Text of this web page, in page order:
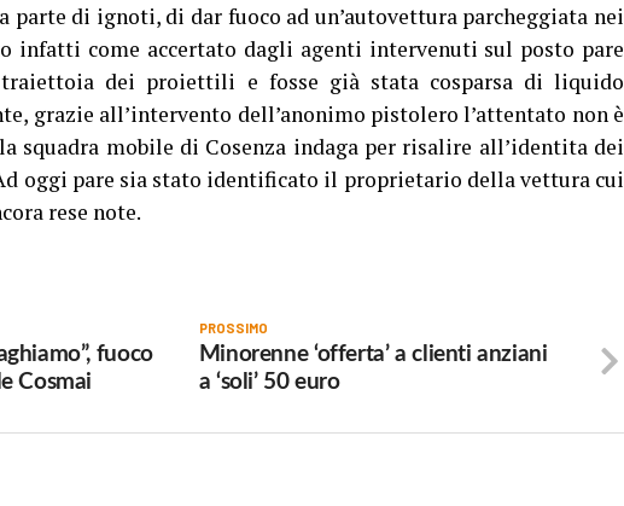
parte di ignoti, di dar fuoco ad un’autovettura parcheggiata nei
infatti come accertato dagli agenti intervenuti sul posto pare
traiettoia dei proiettili e fosse già stata cosparsa di liquido
grazie all’intervento dell’anonimo pistolero l’attentato non è
squadra mobile di Cosenza indaga per risalire all’identita dei
oggi pare sia stato identificato il proprietario della vettura cui
rese note.
PROSSIMO
Minorenne ‘offerta’ a clienti anziani
a ‘soli’ 50 euro
fuoco
Cosmai